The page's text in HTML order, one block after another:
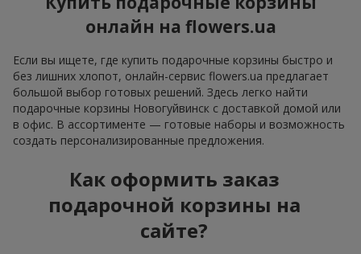
онлайн на flowers.ua
Если вы ищете, где купить подарочные корзины быстро и
без лишних хлопот, онлайн-сервис flowers.ua предлагает
большой выбор готовых решений. Здесь легко найти
подарочные корзины Новогуйвинск с доставкой домой или
в офис. В ассортименте — готовые наборы и возможность
создать персонализированные предложения.
Как оформить заказ
подарочной корзины на
сайте?